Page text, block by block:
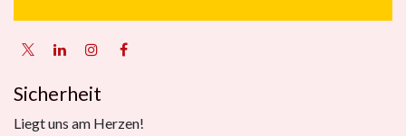
Sicherheit
Liegt uns am Herzen!